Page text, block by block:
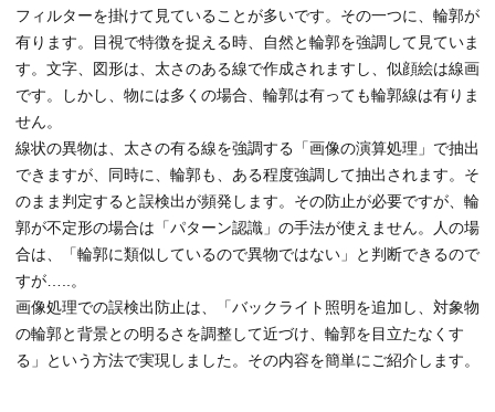
フィルターを掛けて見ていることが多いです。その一つに、輪郭が
有ります。目視で特徴を捉える時、自然と輪郭を強調して見ていま
す。文字、図形は、太さのある線で作成されますし、似顔絵は線画
です。しかし、物には多くの場合、輪郭は有っても輪郭線は有りま
せん。
線状の異物は、太さの有る線を強調する「画像の演算処理」で抽出
できますが、同時に、輪郭も、ある程度強調して抽出されます。そ
のまま判定すると誤検出が頻発します。その防止が必要ですが、輪
郭が不定形の場合は「パターン認識」の手法が使えません。人の場
合は、「輪郭に類似しているので異物ではない」と判断できるので
すが…..。
画像処理での誤検出防止は、「バックライト照明を追加し、対象物
の輪郭と背景との明るさを調整して近づけ、輪郭を目立たなくす
る」という方法で実現しました。その内容を簡単にご紹介します。